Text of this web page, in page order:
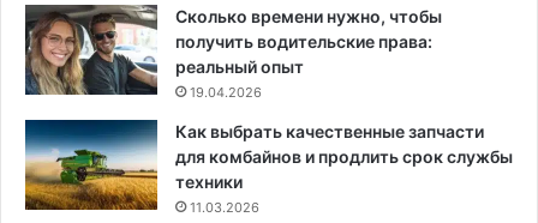
Сколько времени нужно, чтобы
получить водительские права:
реальный опыт
19.04.2026
Как выбрать качественные запчасти
для комбайнов и продлить срок службы
техники
11.03.2026